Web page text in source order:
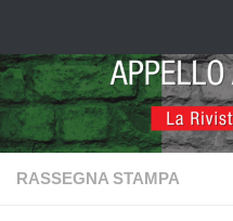
RASSEGNA STAMPA